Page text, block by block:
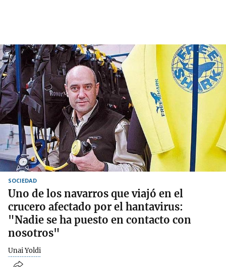
SOCIEDAD
Uno de los navarros que viajó en el
crucero afectado por el hantavirus:
"Nadie se ha puesto en contacto con
nosotros"
Unai Yoldi